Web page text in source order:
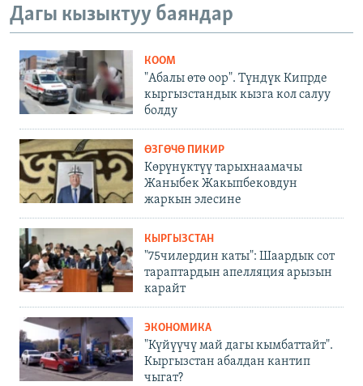
Дагы кызыктуу баяндар
КООМ
"Абалы өтө оор". Түндүк Кипрде
кыргызстандык кызга кол салуу
болду
ӨЗГӨЧӨ ПИКИР
Көрүнүктүү тарыхнаамачы
Жаныбек Жакыпбековдун
жаркын элесине
КЫРГЫЗСТАН
"75чилердин каты": Шаардык сот
тараптардын апелляция арызын
карайт
ЭКОНОМИКА
"Күйүүчү май дагы кымбаттайт".
Кыргызстан абалдан кантип
чыгат?